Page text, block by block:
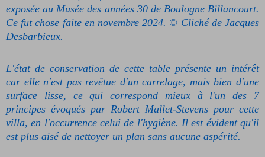
exposée au Musée des années 30 de Boulogne Billancourt.
Ce fut chose faite en novembre 2024. © Cliché de Jacques
Desbarbieux.
L'état de conservation de cette table présente un intérêt
car elle n'est pas revêtue d'un carrelage, mais bien d'une
surface lisse, ce qui correspond mieux à l'un des 7
principes évoqués par Robert Mallet-Stevens pour cette
villa, en l'occurrence celui de l'hygiène. Il est évident qu'il
est plus aisé de nettoyer un plan sans aucune aspérité.